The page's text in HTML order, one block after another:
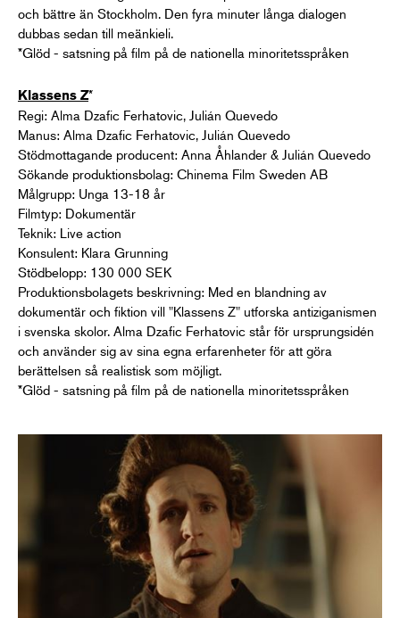
och bättre än Stockholm. Den fyra minuter långa dialogen
dubbas sedan till meänkieli.
*Glöd - satsning på film på de nationella minoritetsspråken
Klassens Z*
Regi: Alma Dzafic Ferhatovic, Julián Quevedo
Manus: Alma Dzafic Ferhatovic, Julián Quevedo
Stödmottagande producent: Anna Åhlander & Julián Quevedo
Sökande produktionsbolag: Chinema Film Sweden AB
Målgrupp: Unga 13-18 år
Filmtyp: Dokumentär
Teknik: Live action
Konsulent: Klara Grunning
Stödbelopp: 130 000 SEK
Produktionsbolagets beskrivning: Med en blandning av
dokumentär och fiktion vill "Klassens Z" utforska antiziganismen
i svenska skolor. Alma Dzafic Ferhatovic står för ursprungsidén
och använder sig av sina egna erfarenheter för att göra
berättelsen så realistisk som möjligt.
*Glöd - satsning på film på de nationella minoritetsspråken